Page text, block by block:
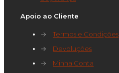
Apoio ao Cliente
→
Termos e Condições
→
Devoluções
→
Minha Conta